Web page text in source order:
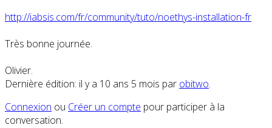
http://iabsis.com/fr/community/tuto/noethys-installation-fr
Très bonne journée.
Olivier.
Dernière édition: il y a 10 ans 5 mois par obitwo.
Connexion ou Créer un compte pour participer à la
conversation.